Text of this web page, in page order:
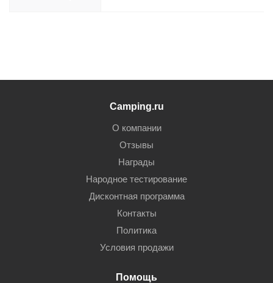
Camping.ru
О компании
Отзывы
Награды
Народное тестирование
Дисконтная программа
Контакты
Политика
Условия продажи
Помощь